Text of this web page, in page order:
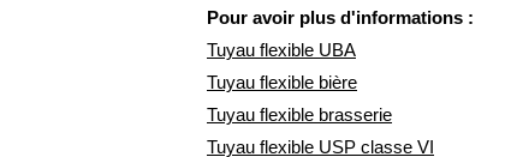
Pour avoir plus d'informations :
Tuyau flexible UBA
Tuyau flexible bière
Tuyau flexible brasserie
Tuyau flexible USP classe VI